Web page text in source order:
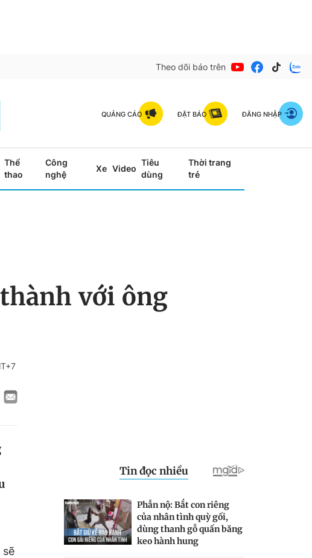
Theo dõi báo trên
QUẢNG CÁO ĐẶT BÁO ĐĂNG NHẬP
Thể
thao
Công
nghệ
Xe Video
Tiêu
dùng
Thời trang
trẻ
với ông